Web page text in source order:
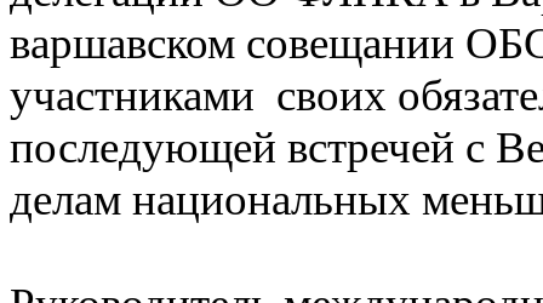
варшавском совещании
участниками своих
последующей встречей с
делам национальных